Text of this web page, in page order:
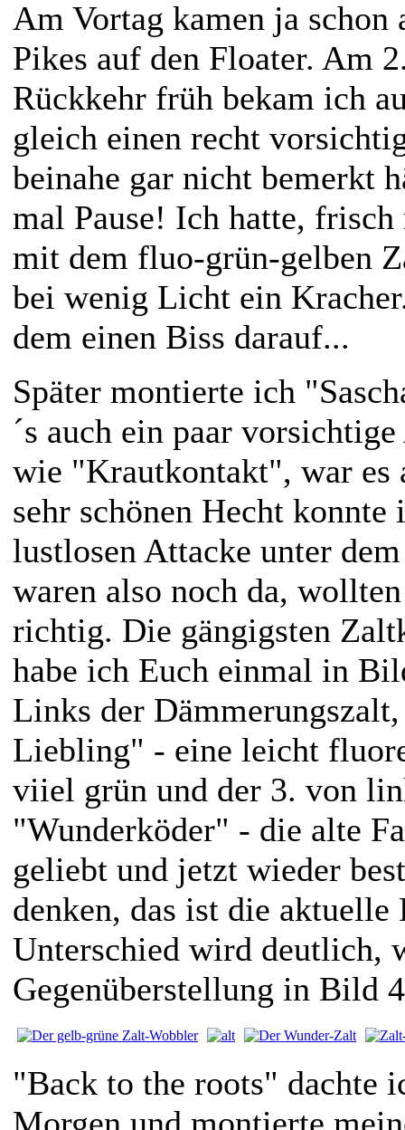
Am Vortag kamen ja schon
Pikes auf den Floater. Am
Rückkehr früh bekam ich
gleich einen recht
beinahe gar nicht bemerkt
mal Pause! Ich hatte,
mit dem fluo-grün-gelben
bei wenig Licht ein
dem einen Biss darauf...
Später montierte ich
´s auch ein paar
wie "Krautkontakt", war es
sehr schönen Hecht konnte
lustlosen Attacke unter
waren also noch da,
richtig. Die gängigsten
habe ich Euch einmal in
Links der
Liebling" - eine leicht
viiel grün und der 3. von
"Wunderköder" - die alte
geliebt und jetzt wieder
denken, das ist die aktuelle
Unterschied wird deutlich,
Gegenüberstellung in Bild
"Back to the roots" dachte